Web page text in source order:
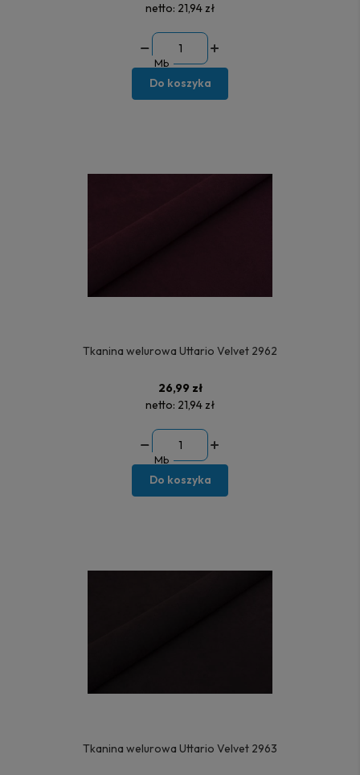
netto: 21,94 zł
Mb
Do koszyka
Tkanina welurowa Uttario Velvet 2962
26,99 zł
netto: 21,94 zł
Mb
Do koszyka
Tkanina welurowa Uttario Velvet 2963